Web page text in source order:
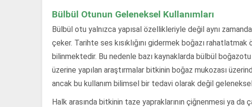
Bülbül Otunun Geleneksel Kullanımları
Bülbül otu yalnızca yapısal özellikleriyle değil aynı
çeker. Tarihte ses kısıklığını gidermek boğazı
bilinmektedir. Bu nedenle bazı kaynaklarda bülbül
üzerine yapılan araştırmalar bitkinin boğaz mukozası
ancak bu kullanım bilimsel bir tedavi olarak değil
Halk arasında bitkinin taze yapraklarının çiğnenmesi ya da